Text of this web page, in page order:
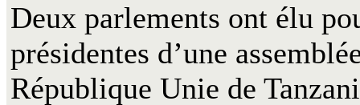
Deux parlements ont élu
présidentes d’une
République Unie de